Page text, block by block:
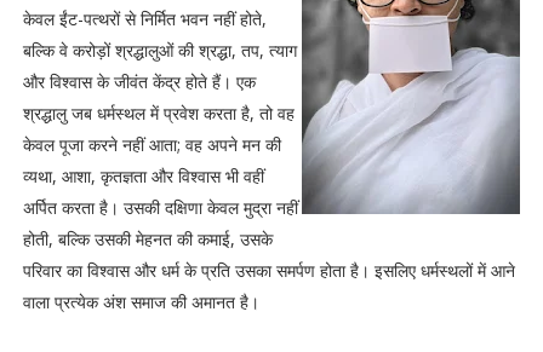
केवल ईंट-पत्थरों से निर्मित भवन नहीं होते,
बल्कि वे करोड़ों श्रद्धालुओं की श्रद्धा, तप, त्याग
और विश्वास के जीवंत केंद्र होते हैं। एक
श्रद्धालु जब धर्मस्थल में प्रवेश करता है, तो वह
केवल पूजा करने नहीं आता; वह अपने मन की
व्यथा, आशा, कृतज्ञता और विश्वास भी वहीं
अर्पित करता है। उसकी दक्षिणा केवल मुद्रा नहीं
होती, बल्कि उसकी मेहनत की कमाई, उसके
परिवार का विश्वास और धर्म के प्रति उसका समर्पण होता है। इसलिए धर्मस्थलों में आने
वाला प्रत्येक अंश समाज की अमानत है।